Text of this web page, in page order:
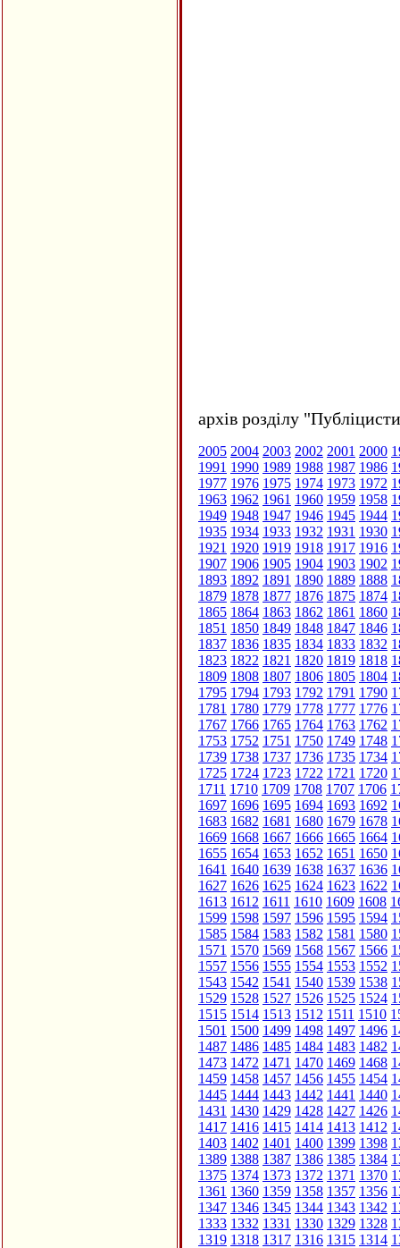
архів розділу
2005 2004 2003 2002 2001 2000
1991 1990 1989 1988 1987 1986
1977 1976 1975 1974 1973 1972
1963 1962 1961 1960 1959 1958
1949 1948 1947 1946 1945 1944
1935 1934 1933 1932 1931 1930
1921 1920 1919 1918 1917 1916
1907 1906 1905 1904 1903 1902
1893 1892 1891 1890 1889 1888
1879 1878 1877 1876 1875 1874
1865 1864 1863 1862 1861 1860
1851 1850 1849 1848 1847 1846
1837 1836 1835 1834 1833 1832
1823 1822 1821 1820 1819 1818
1809 1808 1807 1806 1805 1804
1795 1794 1793 1792 1791 1790
1781 1780 1779 1778 1777 1776
1767 1766 1765 1764 1763 1762
1753 1752 1751 1750 1749 1748
1739 1738 1737 1736 1735 1734
1725 1724 1723 1722 1721 1720
1711 1710 1709 1708 1707 1706
1697 1696 1695 1694 1693 1692
1683 1682 1681 1680 1679 1678
1669 1668 1667 1666 1665 1664
1655 1654 1653 1652 1651 1650
1641 1640 1639 1638 1637 1636
1627 1626 1625 1624 1623 1622
1613 1612 1611 1610 1609 1608
1599 1598 1597 1596 1595 1594
1585 1584 1583 1582 1581 1580
1571 1570 1569 1568 1567 1566
1557 1556 1555 1554 1553 1552
1543 1542 1541 1540 1539 1538
1529 1528 1527 1526 1525 1524
1515 1514 1513 1512 1511 1510
1501 1500 1499 1498 1497 1496
1487 1486 1485 1484 1483 1482
1473 1472 1471 1470 1469 1468
1459 1458 1457 1456 1455 1454
1445 1444 1443 1442 1441 1440
1431 1430 1429 1428 1427 1426
1417 1416 1415 1414 1413 1412
1403 1402 1401 1400 1399 1398
1389 1388 1387 1386 1385 1384
1375 1374 1373 1372 1371 1370
1361 1360 1359 1358 1357 1356
1347 1346 1345 1344 1343 1342
1333 1332 1331 1330 1329 1328
1319 1318 1317 1316 1315 1314